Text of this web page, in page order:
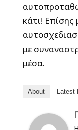
κάτι! Επίσης
με
μέσα.
About Latest